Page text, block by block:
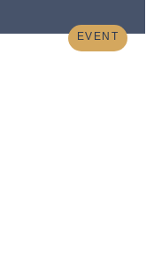
EVENT